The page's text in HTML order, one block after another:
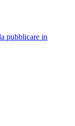
pubblicare in